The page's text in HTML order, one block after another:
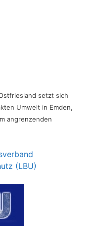
setzt sich
Umwelt in Emden,
angrenzenden
(LBU)